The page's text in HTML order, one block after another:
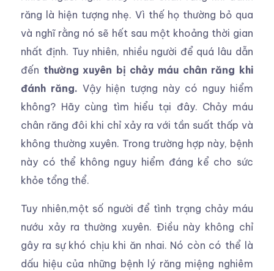
răng là hiện tượng nhẹ. Vì thế họ thường bỏ qua
và nghĩ rằng nó sẽ hết sau một khoảng thời gian
nhất định. Tuy nhiên, nhiều người để quá lâu dẫn
đến thường xuyên bị chảy máu chân răng khi
đánh răng. Vậy hiện tượng này có nguy hiểm
không? Hãy cùng tìm hiểu tại đây. Chảy máu
chân răng đôi khi chỉ xảy ra với tần suất thấp và
không thường xuyên. Trong trường hợp này, bệnh
này có thể không nguy hiểm đáng kể cho sức
khỏe tổng thể.
Tuy nhiên,một số người để tình trạng chảy máu
nướu xảy ra thường xuyên. Điều này không chỉ
gây ra sự khó chịu khi ăn nhai. Nó còn có thể là
dấu hiệu của những bệnh lý răng miệng nghiêm